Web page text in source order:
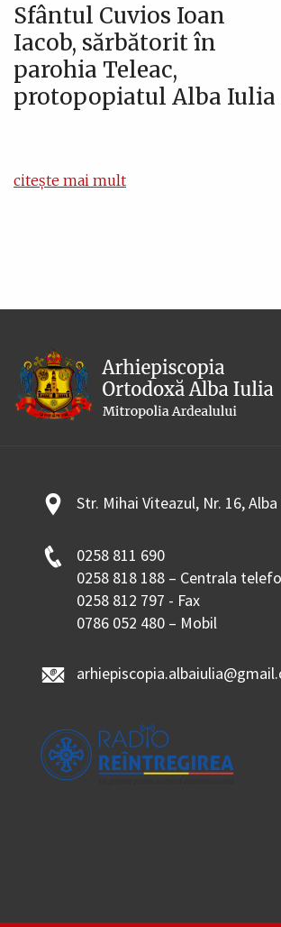
Sfântul Cuvios Ioan
Iacob, sărbătorit în
parohia Teleac,
protopopiatul Alba Iulia
citește mai mult
Str. Mihai Viteazul, Nr. 16,
0258 811 690
0258 818 188 – Centrala
0258 812 797 - Fax
0786 052 480 – Mobil